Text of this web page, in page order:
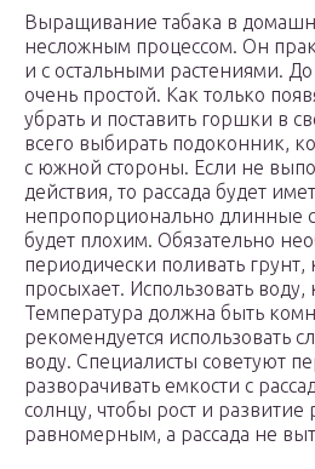
Выращивание табака в
несложным процессом. Он
и с остальными растениями.
очень простой. Как только
убрать и поставить горшки в
всего выбирать подоконник,
с южной стороны. Если не
действия, то рассада будет
непропорционально длинные
будет плохим. Обязательно
периодически поливать грунт,
просыхает. Использовать воду,
Температура должна быть
рекомендуется использовать
воду. Специалисты советуют
разворачивать емкости с
солнцу, чтобы рост и развитие
равномерным, а рассада не